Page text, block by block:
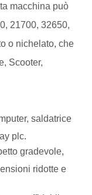
macchina può
21700, 32650,
o nichelato, che
Scooter,
saldatrice
plc.
gradevole,
ridotte e